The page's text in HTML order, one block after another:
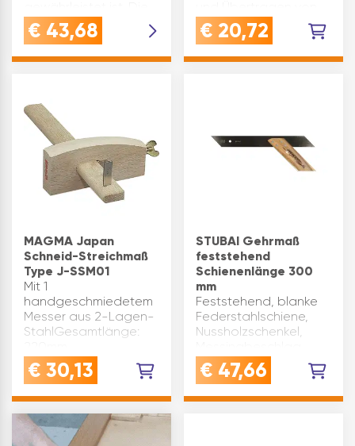
Winkel sind aus einem
besonders zähen und
€ 43,68
beliebigen Winkeln.
Das Langloch in der
ermöglicht
€ 20,72
MAGMA Japan
Schneid-Streichmaß
Type J-SSM01
Mit 1
handgeschmiedetem
Messer aus 2-Lagen-
StahlGesamtlänge:
€ 30,13
STUBAI Gehrmaß
feststehend
Schienenlänge 300
mm
Feststehend, blanke
Federstahlschiene,
Nussholzschenkel,
Schenkellänge(mm):
150
300 Marke: Stubai
€ 47,66